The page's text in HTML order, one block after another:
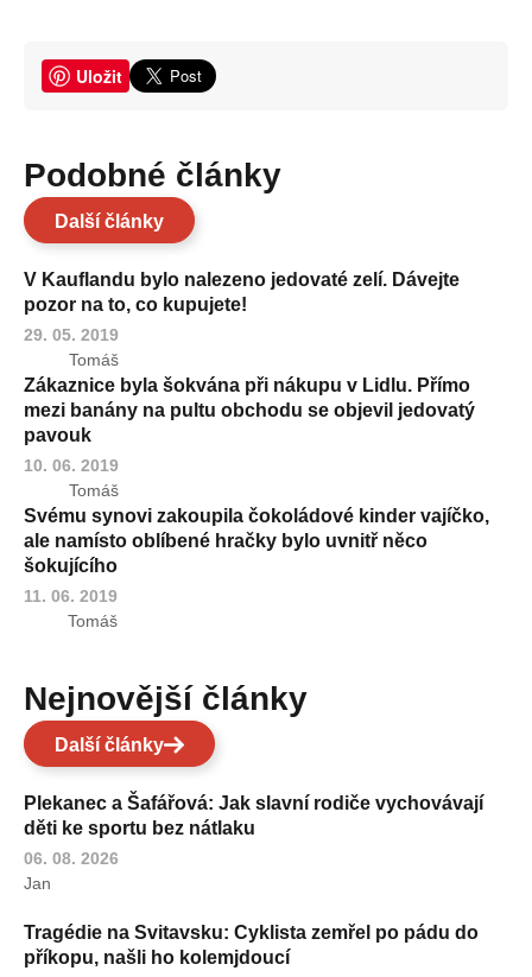
Uložit
Podobné články
Další články
V Kauflandu bylo nalezeno jedovaté zelí. Dávejte
pozor na to, co kupujete!
29. 05. 2019
Tomáš
Zákaznice byla šokvána při nákupu v Lidlu. Přímo
mezi banány na pultu obchodu se objevil jedovatý
pavouk
10. 06. 2019
Tomáš
Svému synovi zakoupila čokoládové kinder vajíčko,
ale namísto oblíbené hračky bylo uvnitř něco
šokujícího
11. 06. 2019
Tomáš
Nejnovější články
Další články
Plekanec a Šafářová: Jak slavní rodiče vychovávají
děti ke sportu bez nátlaku
06. 08. 2026
Jan
Tragédie na Svitavsku: Cyklista zemřel po pádu do
příkopu, našli ho kolemjdoucí